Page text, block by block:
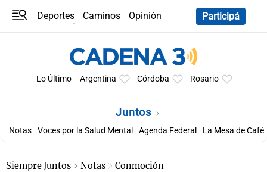
Deportes Caminos
Opinión
Participá
Lo Último Argentina Córdoba Rosario
Juntos
Notas Voces por la Salud Mental Agenda Federal La Mesa de Café
Siempre Juntos Notas Conmoción